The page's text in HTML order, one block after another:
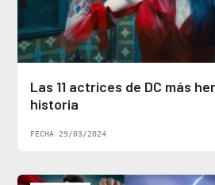
Las 11 actrices de DC más
historia
FECHA 29/03/2024